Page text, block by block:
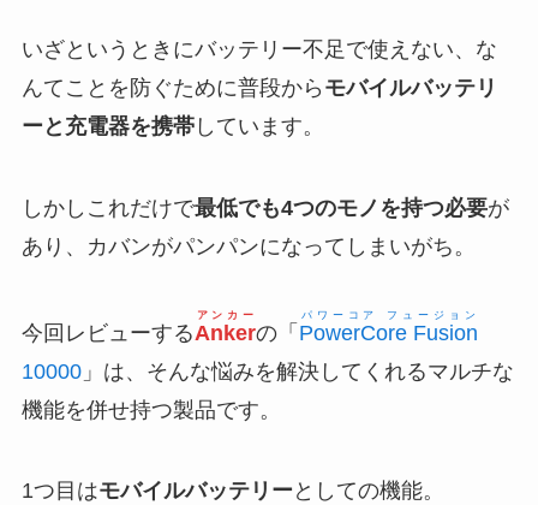
いざというときにバッテリー不足で使えない、な
んてことを防ぐために普段から モバイルバッテリ
ーと充電器を携帯しています。
しかしこれだけで最低でも4つのモノを持つ必要が
あり、カバンがパンパンになってしまいがち。
今回レビューするAnker
アンカー
の「 PowerCore Fusion
パワーコア フュージョン
10000」は、そんな悩みを解決してくれるマルチな
機能を併せ持つ製品です。
1つ目はモバイルバッテリー としての機能。